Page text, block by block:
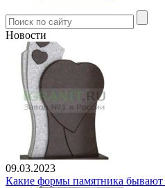
Новости
09.03.2023
Какие формы памятника бывают